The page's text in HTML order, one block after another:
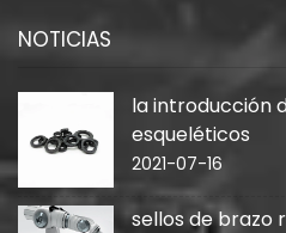
NOTICIAS
la introducción
esqueléticos
2021-07-16
sellos de brazo